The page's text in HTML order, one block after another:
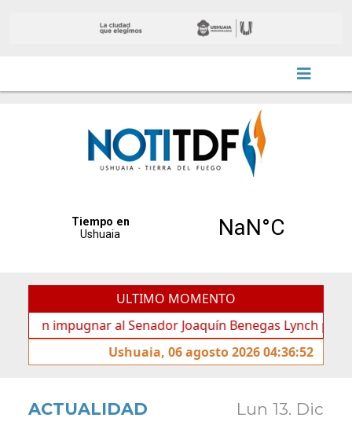
ULTIMO MOMENTO
al Senador Joaquín Benegas Lynch por
Ushuaia, 06 agosto 2026 04:36:52
ACTUALIDAD Lun 13. Dic